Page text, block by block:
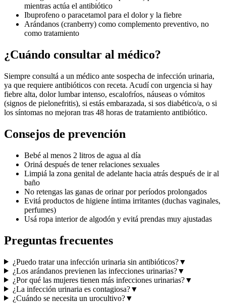
mientras actúa el antibiótico
Ibuprofeno o paracetamol para el dolor y la fiebre
Arándanos (cranberry) como complemento preventivo, no
como tratamiento
¿Cuándo consultar al médico?
Siempre consultá a un médico ante sospecha de infección urinaria,
ya que requiere antibióticos con receta. Acudí con urgencia si hay
fiebre alta, dolor lumbar intenso, escalofríos, náuseas o vómitos
(signos de pielonefritis), si estás embarazada, si sos diabético/a, o si
los síntomas no mejoran tras 48 horas de tratamiento antibiótico.
Consejos de prevención
Bebé al menos 2 litros de agua al día
Oriná después de tener relaciones sexuales
Limpiá la zona genital de adelante hacia atrás después de ir al
baño
No retengas las ganas de orinar por períodos prolongados
Evitá productos de higiene íntima irritantes (duchas vaginales,
perfumes)
Usá ropa interior de algodón y evitá prendas muy ajustadas
Preguntas frecuentes
¿Puedo tratar una infección urinaria sin antibióticos?▼
¿Los arándanos previenen las infecciones urinarias?▼
¿Por qué las mujeres tienen más infecciones urinarias?▼
¿La infección urinaria es contagiosa?▼
¿Cuándo se necesita un urocultivo?▼